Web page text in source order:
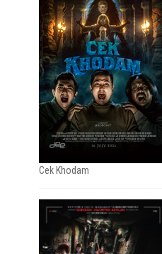
Cek Khodam